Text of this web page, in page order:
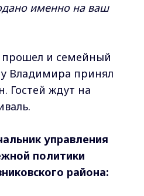
именно на ваш
и семейный
Владимира принял
Гостей ждут на
управления
политики
района: